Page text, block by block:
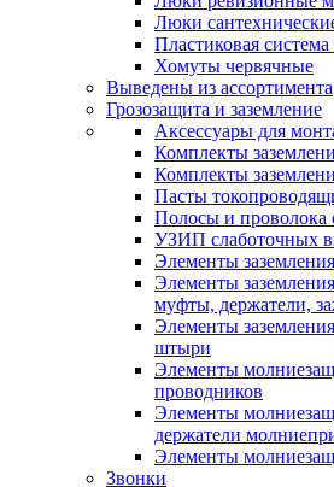
Люки
Пластиковая
Хомуты червячные
Выведены из ассортимента
Грозозащита и заземление
Аксессуары для
Комплекты
Комплекты
Пасты
Полосы и проволока
УЗИП слаботочных
Элементы
Элементы
муфты, держатели,
Элементы
штыри
Элементы
проводников
Элементы
держатели
Элементы
Звонки